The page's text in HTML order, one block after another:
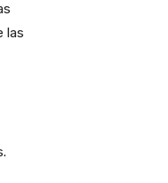
las